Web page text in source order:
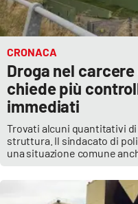
CRONACA
Droga nel
chiede più
immediati
Trovati alcuni quantitativi
struttura. Il sindacato di
una situazione comune